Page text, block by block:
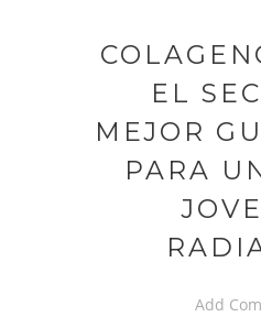
EL
MEJOR
PARA
Add